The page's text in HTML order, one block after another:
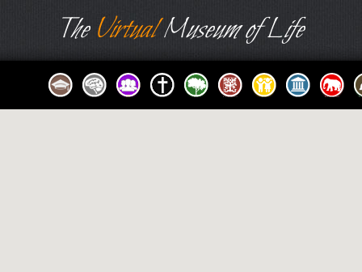
TheVirtualMuseum of Life